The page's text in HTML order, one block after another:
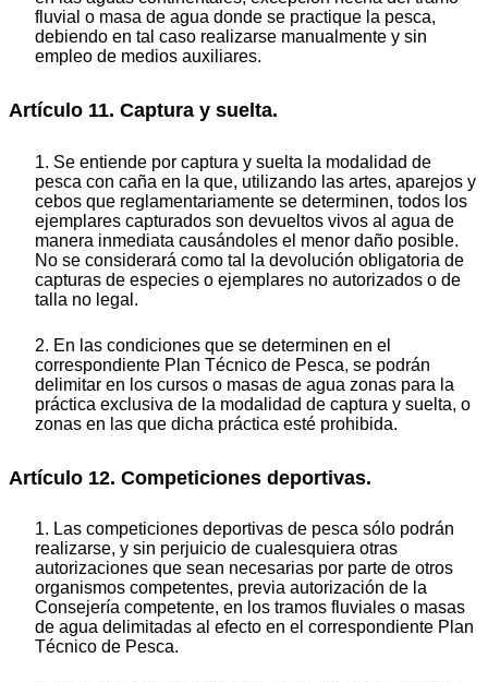
fluvial o masa de agua donde se practique la pesca,
debiendo en tal caso realizarse manualmente y sin
empleo de medios auxiliares.
Artículo 11. Captura y suelta.
1. Se entiende por captura y suelta la modalidad de
pesca con caña en la que, utilizando las artes, aparejos y
cebos que reglamentariamente se determinen, todos los
ejemplares capturados son devueltos vivos al agua de
manera inmediata causándoles el menor daño posible.
No se considerará como tal la devolución obligatoria de
capturas de especies o ejemplares no autorizados o de
talla no legal.
2. En las condiciones que se determinen en el
correspondiente Plan Técnico de Pesca, se podrán
delimitar en los cursos o masas de agua zonas para la
práctica exclusiva de la modalidad de captura y suelta, o
zonas en las que dicha práctica esté prohibida.
Artículo 12. Competiciones deportivas.
1. Las competiciones deportivas de pesca sólo podrán
realizarse, y sin perjuicio de cualesquiera otras
autorizaciones que sean necesarias por parte de otros
organismos competentes, previa autorización de la
Consejería competente, en los tramos fluviales o masas
de agua delimitadas al efecto en el correspondiente Plan
Técnico de Pesca.